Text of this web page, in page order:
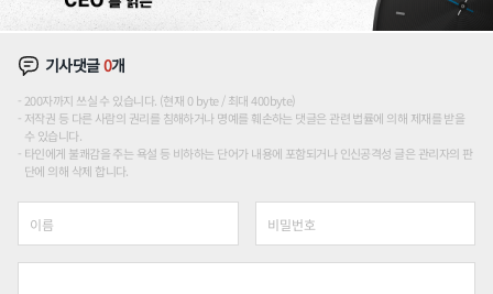
기사댓글0개
200자까지 쓰실 수 있습니다. (현재 0 byte / 최대 400byte)
저작권 등 다른 사람의 권리를 침해하거나 명예를 훼손하는 댓글은 관련 법률에 의해 제재를 받을
수 있습니다.
타인에게 불쾌감을 주는 욕설 등 비하하는 단어가 내용에 포함되거나 인신공격성 글은 관리자의 판
단에 의해 삭제 합니다.